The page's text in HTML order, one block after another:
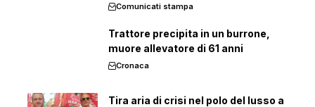
Comunicati stampa
Trattore precipita in un burrone,
muore allevatore di 61 anni
Cronaca
Tira aria di crisi nel polo del lusso a